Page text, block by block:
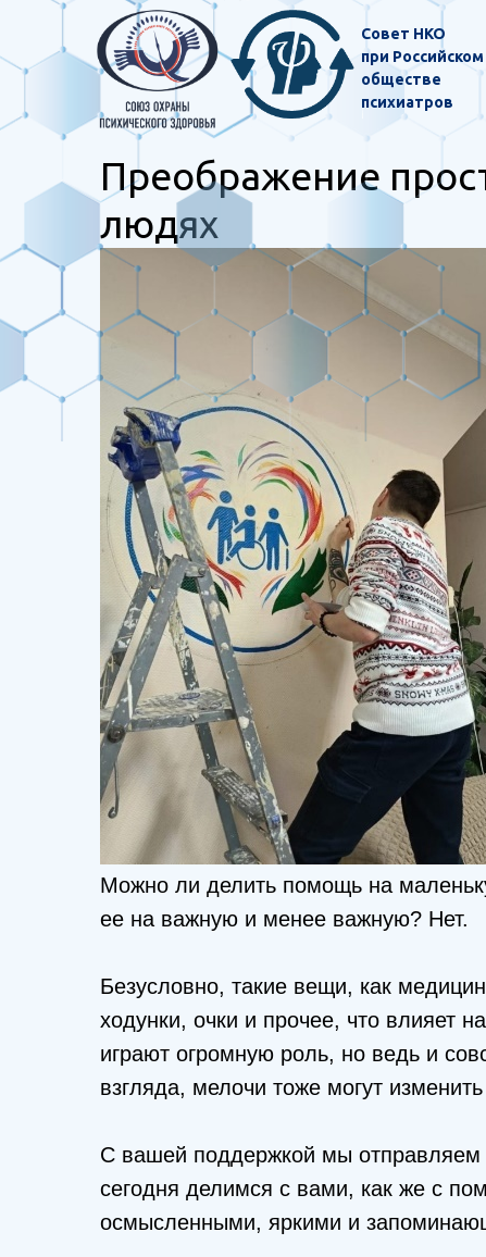
Совет НКО
при Российском
обществе
психиатров
Преображение
людях
Можно ли делить помощь на
ее на важную и менее важную? Нет.
Безусловно, такие вещи, как
ходунки, очки и прочее, что влияет
играют огромную роль, но ведь и
взгляда, мелочи тоже могут
С вашей поддержкой мы отправляем
сегодня делимся с вами, как же с
осмысленными, яркими и